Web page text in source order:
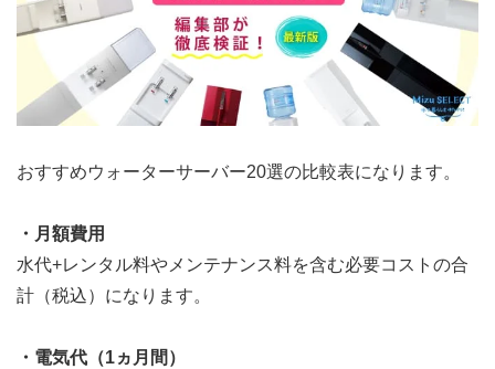
おすすめウォーターサーバー20選の比較表になります。
・月額費用
水代+レンタル料やメンテナンス料を含む必要コストの合
計（税込）になります。
・電気代（1ヵ月間）